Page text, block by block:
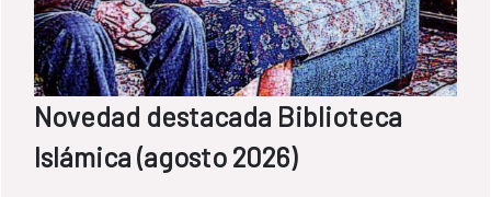
Novedad destacada Biblioteca
Islámica (agosto 2026)